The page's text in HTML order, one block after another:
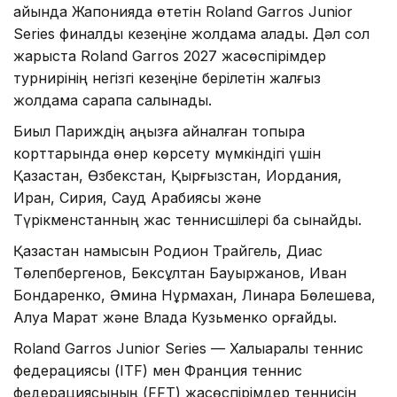
айында Жапонияда өтетін Roland Garros Junior
Series финалдық кезеңіне жолдама алады. Дәл сол
жарыста Roland Garros 2027 жасөспірімдер
турнирінің негізгі кезеңіне берілетін жалғыз
жолдама сарапқа салынады.
Биыл Париждің аңызға айналған топырақ
корттарында өнер көрсету мүмкіндігі үшін
Қазақстан, Өзбекстан, Қырғызстан, Иордания,
Иран, Сирия, Сауд Арабиясы және
Түрікменстанның жас теннисшілері бақ сынайды.
Қазақстан намысын Родион Трайгель, Диас
Төлепбергенов, Бексұлтан Бауыржанов, Иван
Бондаренко, Әмина Нұрмахан, Линара Бөлешева,
Алуа Марат және Влада Кузьменко қорғайды.
Roland Garros Junior Series — Халықаралық теннис
федерациясы (ITF) мен Франция теннис
федерациясының (FFT) жасөспірімдер теннисін